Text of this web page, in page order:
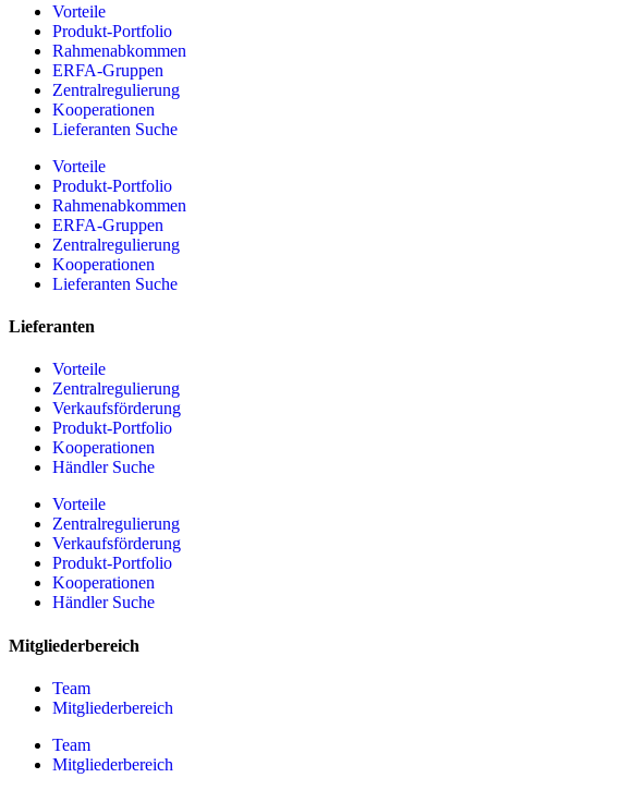
Vorteile
Produkt-Portfolio
Rahmenabkommen
ERFA-Gruppen
Zentralregulierung
Kooperationen
Lieferanten Suche
Vorteile
Produkt-Portfolio
Rahmenabkommen
ERFA-Gruppen
Zentralregulierung
Kooperationen
Lieferanten Suche
Lieferanten
Vorteile
Zentralregulierung
Verkaufsförderung
Produkt-Portfolio
Kooperationen
Händler Suche
Vorteile
Zentralregulierung
Verkaufsförderung
Produkt-Portfolio
Kooperationen
Händler Suche
Mitgliederbereich
Team
Mitgliederbereich
Team
Mitgliederbereich